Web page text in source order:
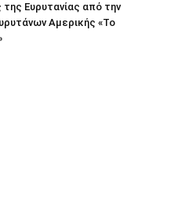
Ευρυτανίας από την
Αμερικής «Το